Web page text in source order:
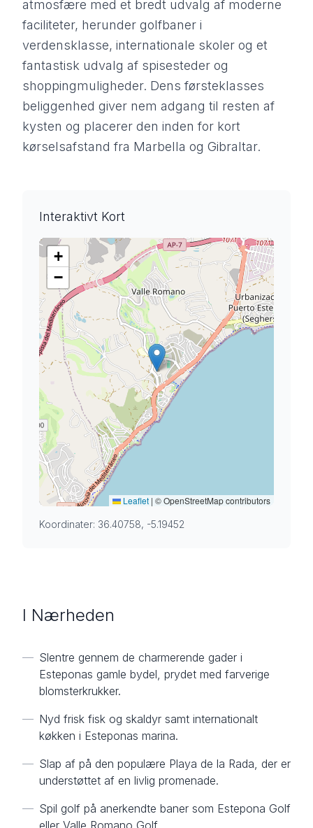
atmosfære med et bredt udvalg af moderne
faciliteter, herunder golfbaner i
verdensklasse, internationale skoler og et
fantastisk udvalg af spisesteder og
shoppingmuligheder. Dens førsteklasses
beliggenhed giver nem adgang til resten af
kysten og placerer den inden for kort
kørselsafstand fra Marbella og Gibraltar.
Interaktivt Kort
+
−
Leaflet | © OpenStreetMap contributors
Koordinater: 36.40758, -5.19452
I Nærheden
— Slentre gennem de charmerende gader i
Esteponas gamle bydel, prydet med farverige
blomsterkrukker.
— Nyd frisk fisk og skaldyr samt internationalt
køkken i Esteponas marina.
— Slap af på den populære Playa de la Rada, der er
understøttet af en livlig promenade.
— Spil golf på anerkendte baner som Estepona Golf